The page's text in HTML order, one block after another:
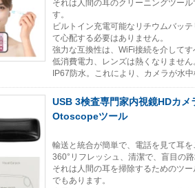
それは人間の耳のクリーニングツー
す。
ビルトイン充電可能なリチウムバッ
て心配する必要はありません。
強力な互換性は、WiFi接続を介して
低消費電力、レンズは熱くなりません
IP67防水。これにより、カメラが水
USB 3検査専門家内視鏡HDカ
Otoscopeツール
輸送と統合が簡単で、電話を見て耳
360°リフレッシュ、清潔で、盲目の
それは人間の耳を掃除するためのツ
でもあります。